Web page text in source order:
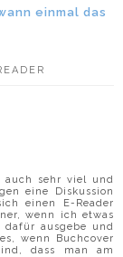
einmal das
sehr viel und
eine Diskussion
einen E-Reader
wenn ich etwas
ausgebe und
wenn Buchcover
dass man am